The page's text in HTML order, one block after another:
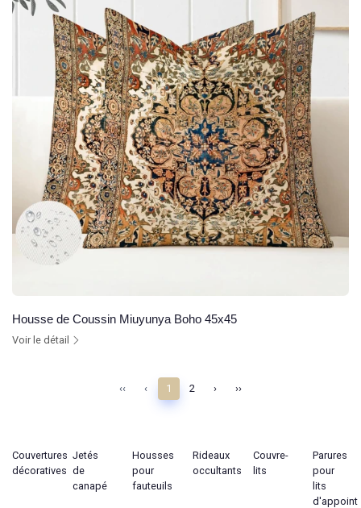
Housse de Coussin Miuyunya Boho 45x45
Voir le détail
‹‹ ‹ 1 2 › ››
Couvertures
décoratives
Jetés
de
canapé
Housses
pour
fauteuils
Rideaux
occultants
Couvre-
lits
Parures
pour
lits
d'appoint